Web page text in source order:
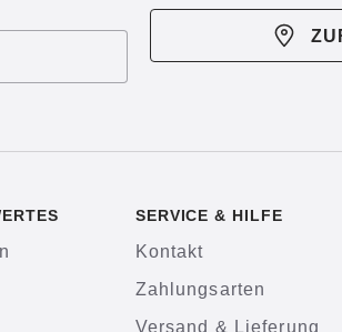
SERVICE & HILFE
Kontakt
Zahlungsarten
Versand & Lieferung